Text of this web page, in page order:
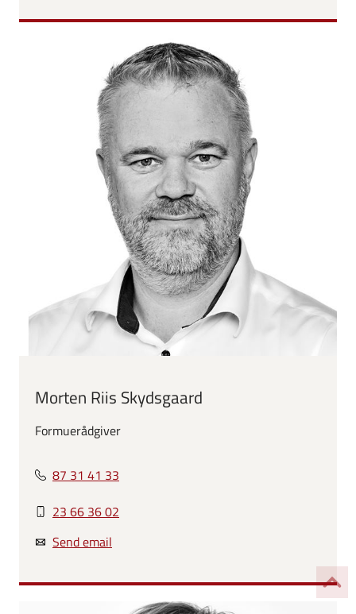
Morten Riis Skydsgaard
Formuerådgiver
87 31 41 33
23 66 36 02
Send email